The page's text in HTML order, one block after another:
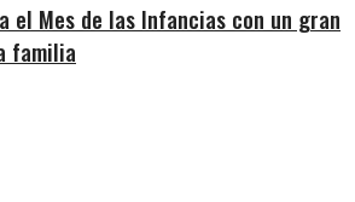
el Mes de las Infancias con un gran
familia